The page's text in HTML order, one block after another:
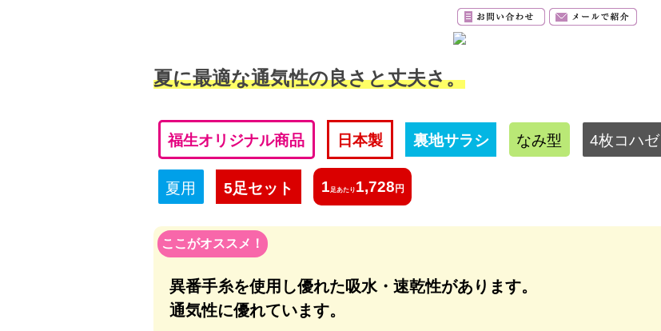
夏に最適な通気性の良さと丈夫さ。
福生オリジナル商品 日本製 裏地サラシ なみ型 4枚コハゼ
夏用 5足セット 1 足あたり 1,728 円
異番手糸を使用し優れた吸水・速乾性があります。
通気性に優れています。